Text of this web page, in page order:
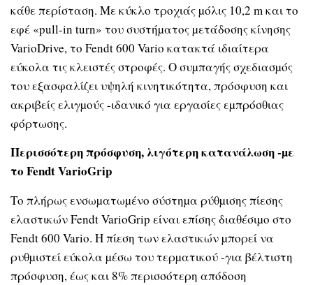
κάθε περίσταση. Με κύκλο τροχιάς µόλις 10,2 m και το
εφέ «pull-in turn» του συστήµατος µετάδοσης κίνησης
VarioDrive, το Fendt 600 Vario κατακτά ιδιαίτερα
εύκολα τις κλειστές στροφές. Ο συµπαγής σχεδιασµός
του εξασφαλίζει υψηλή κινητικότητα, πρόσφυση και
ακριβείς ελιγµούς -ιδανικό για εργασίες εµπρόσθιας
φόρτωσης.
Περισσότερη πρόσφυση, λιγότερη κατανάλωση -µε
το Fendt VarioGrip
Το πλήρως ενσωµατωµένο σύστηµα ρύθµισης πίεσης
ελαστικών Fendt VarioGrip είναι επίσης διαθέσιµο στο
Fendt 600 Vario. Η πίεση των ελαστικών µπορεί να
ρυθµιστεί εύκολα µέσω του τερµατικού -για βέλτιστη
πρόσφυση, έως και 8% περισσότερη απόδοση